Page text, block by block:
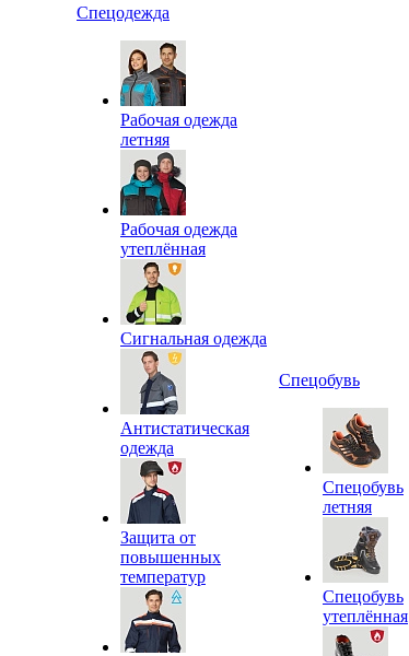
Спецодежда
Рабочая одежда
летняя
Рабочая одежда
утеплённая
Сигнальная одежда
Антистатическая
одежда
Защита от
повышенных
температур
Спецобувь
Спецобувь
летняя
Спецобувь
утеплённая